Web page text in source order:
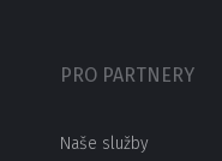
PRO PARTNERY
Naše služby